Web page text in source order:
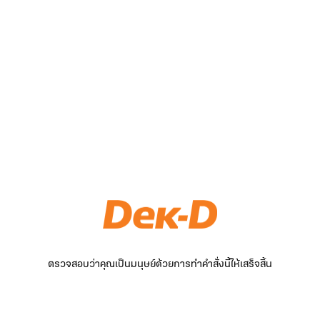
ตรวจสอบว่าคุณเป็นมนุษย์ด้วยการทำคำสั่งนี้ให้เสร็จสิ้น